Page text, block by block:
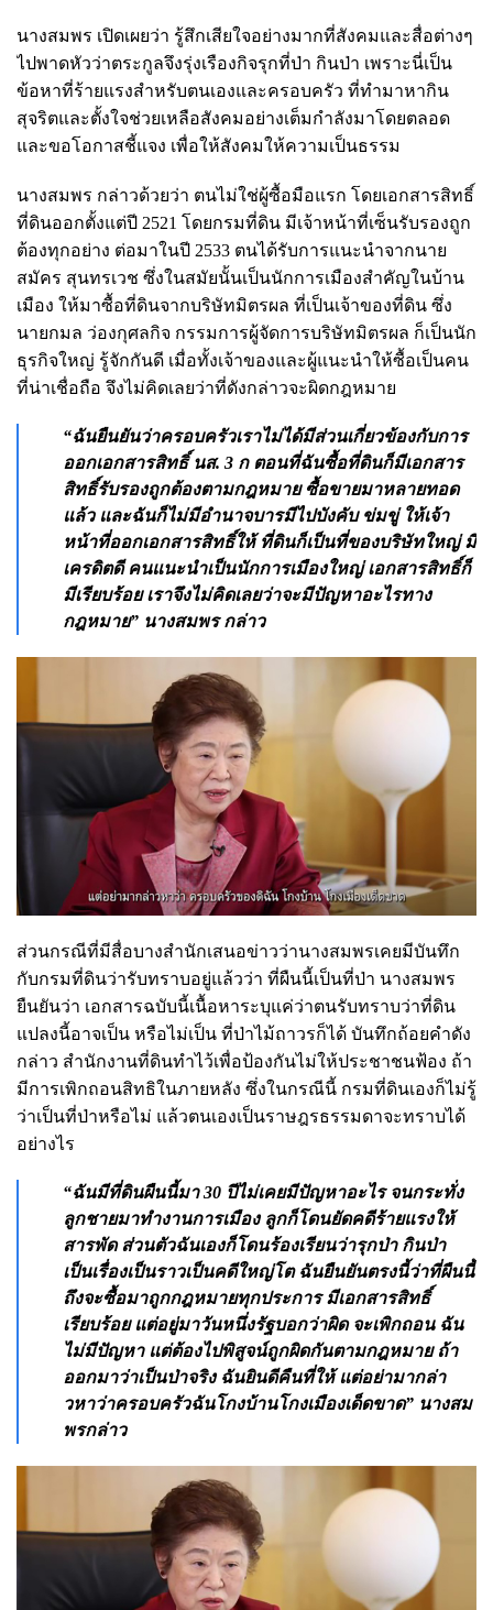
นางสมพร เปิดเผยว่า รู้สึกเสียใจอย่างมากที่สังคมและสื่อต่างๆ
ไปพาดหัวว่าตระกูลจึงรุ่งเรืองกิจรุกที่ป่า กินป่า เพราะนี่เป็น
ข้อหาที่ร้ายแรงสำหรับตนเองและครอบครัว ที่ทำมาหากิน
สุจริตและตั้งใจช่วยเหลือสังคมอย่างเต็มกำลังมาโดยตลอด
และขอโอกาสชี้แจง เพื่อให้สังคมให้ความเป็นธรรม
นางสมพร กล่าวด้วยว่า ตนไม่ใช่ผู้ซื้อมือแรก โดยเอกสารสิทธิ์
ที่ดินออกตั้งแต่ปี 2521 โดยกรมที่ดิน มีเจ้าหน้าที่เซ็นรับรองถูก
ต้องทุกอย่าง ต่อมาในปี 2533 ตนได้รับการแนะนำจากนาย
สมัคร สุนทรเวช ซึ่งในสมัยนั้นเป็นนักการเมืองสำคัญในบ้าน
เมือง ให้มาซื้อที่ดินจากบริษัทมิตรผล ที่เป็นเจ้าของที่ดิน ซึ่ง
นายกมล ว่องกุศลกิจ กรรมการผู้จัดการบริษัทมิตรผล ก็เป็นนัก
ธุรกิจใหญ่ รู้จักกันดี เมื่อทั้งเจ้าของและผู้แนะนำให้ซื้อเป็นคน
ที่น่าเชื่อถือ จึงไม่คิดเลยว่าที่ดังกล่าวจะผิดกฎหมาย
“ฉันยืนยันว่าครอบครัวเราไม่ได้มีส่วนเกี่ยวข้องกับการ
ออกเอกสารสิทธิ์ นส. 3 ก ตอนที่ฉันซื้อที่ดินก็มีเอกสาร
สิทธิ์รับรองถูกต้องตามกฎหมาย ซื้อขายมาหลายทอด
แล้ว และฉันก็ไม่มีอำนาจบารมีไปบังคับ ข่มขู่ ให้เจ้า
หน้าที่ออกเอกสารสิทธิ์ให้ ที่ดินก็เป็นที่ของบริษัทใหญ่ มี
เครดิตดี คนแนะนำเป็นนักการเมืองใหญ่ เอกสารสิทธิ์ก็
มีเรียบร้อย เราจึงไม่คิดเลยว่าจะมีปัญหาอะไรทาง
กฎหมาย” นางสมพร กล่าว
ส่วนกรณีที่มีสื่อบางสำนักเสนอข่าวว่านางสมพรเคยมีบันทึก
กับกรมที่ดินว่ารับทราบอยู่แล้วว่า ที่ผืนนี้เป็นที่ป่า นางสมพร
ยืนยันว่า เอกสารฉบับนี้เนื้อหาระบุแค่ว่าตนรับทราบว่าที่ดิน
แปลงนี้อาจเป็น หรือไม่เป็น ที่ป่าไม้ถาวรก็ได้ บันทึกถ้อยคำดัง
กล่าว สำนักงานที่ดินทำไว้เพื่อป้องกันไม่ให้ประชาชนฟ้อง ถ้า
มีการเพิกถอนสิทธิในภายหลัง ซึ่งในกรณีนี้ กรมที่ดินเองก็ไม่รู้
ว่าเป็นที่ป่าหรือไม่ แล้วตนเองเป็นราษฎรธรรมดาจะทราบได้
อย่างไร
“ฉันมีที่ดินผืนนี้มา 30 ปีไม่เคยมีปัญหาอะไร จนกระทั่ง
ลูกชายมาทำงานการเมือง ลูกก็โดนยัดคดีร้ายแรงให้
สารพัด ส่วนตัวฉันเองก็โดนร้องเรียนว่ารุกป่า กินป่า
เป็นเรื่องเป็นราวเป็นคดีใหญ่โต ฉันยืนยันตรงนี้ว่าที่ผืนนี้
ถึงจะซื้อมาถูกกฎหมายทุกประการ มีเอกสารสิทธิ์
เรียบร้อย แต่อยู่มาวันหนึ่งรัฐบอกว่าผิด จะเพิกถอน ฉัน
ไม่มีปัญหา แต่ต้องไปพิสูจน์ถูกผิดกันตามกฎหมาย ถ้า
ออกมาว่าเป็นป่าจริง ฉันยินดีคืนที่ให้ แต่อย่ามากล่า
วหาว่าครอบครัวฉันโกงบ้านโกงเมืองเด็ดขาด” นางสม
พรกล่าว